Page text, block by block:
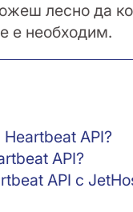
лесно да
е необходим.
API?
API?
API с